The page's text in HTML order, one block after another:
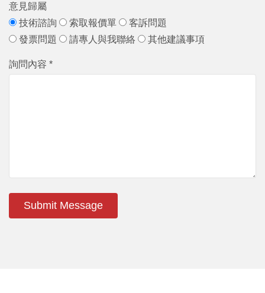
意見歸屬
技術諮詢
索取報價單
客訴問題
發票問題
請專人與我聯絡 其他建議事項
詢問內容 *
Submit Message